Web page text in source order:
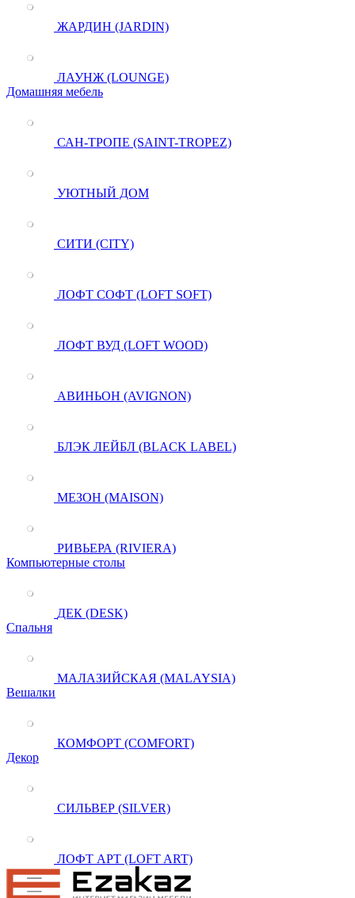
ЖАРДИН (JARDIN)
ЛАУНЖ (LOUNGE)
Домашняя мебель
САН-ТРОПЕ (SAINT-TROPEZ)
УЮТНЫЙ ДОМ
СИТИ (CITY)
ЛОФТ СОФТ (LOFT SOFT)
ЛОФТ ВУД (LOFT WOOD)
АВИНЬОН (AVIGNON)
БЛЭК ЛЕЙБЛ (BLACK LABEL)
МЕЗОН (MAISON)
РИВЬЕРА (RIVIERA)
Компьютерные столы
ДЕК (DESK)
Спальня
МАЛАЗИЙСКАЯ (MALAYSIA)
Вешалки
КОМФОРТ (COMFORT)
Декор
СИЛЬВЕР (SILVER)
ЛОФТ АРТ (LOFT ART)